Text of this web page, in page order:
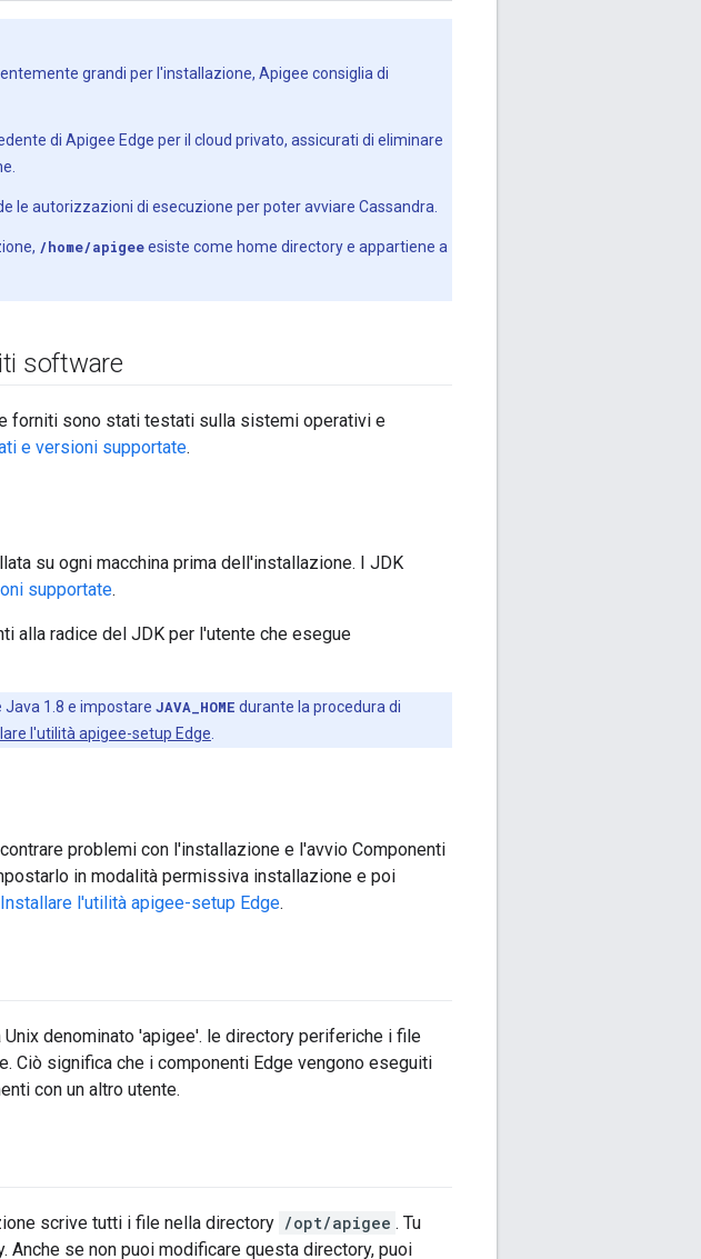
grandi per l'installazione, Apigee consiglia di
di Apigee Edge per il cloud privato, assicurati di eliminare
le autorizzazioni di esecuzione per poter avviare Cassandra.
/home/apigeeesiste come home directory e appartiene a
software
forniti sono stati testati sulla sistemi operativi e
e versioni supportate.
su ogni macchina prima dell'installazione. I JDK
supportate.
alla radice del JDK per l'utente che esegue
1.8 e impostare JAVA_HOME durante la procedura di
l'utilità apigee-setup Edge
problemi con l'installazione e l'avvio Componenti
in modalità permissiva installazione e poi
Installare l'utilità apigee-setup Edge.
denominato 'apigee'. le directory periferiche i file
Ciò significa che i componenti Edge vengono eseguiti
con un altro utente.
scrive tutti i file nella directory /opt/apigee . Tu
se non puoi modificare questa directory, puoi